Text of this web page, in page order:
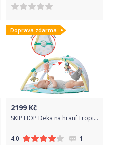
Doprava zdarma
2199 Kč
SKIP HOP Deka na hraní Tropical Paradise Activity 0m+
4.0 1